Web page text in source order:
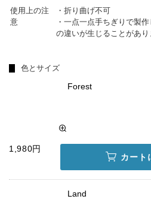
使用上の注
意
・折り曲げ不可
・一点一点手ちぎりで製
の違いが生じることがあり
色とサイズ
Forest
1,980円
カート
Land